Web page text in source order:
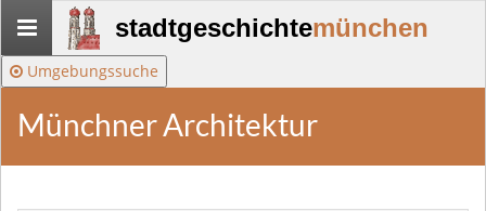
Stadtgeschichte-
München
stadtgeschichtemünchen
Umgebungssuche
Münchner Architektur